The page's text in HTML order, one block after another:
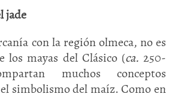
jade
con la región olmeca, no es
los mayas del Clásico (ca. 250-
muchos conceptos
simbolismo del maíz. Como en